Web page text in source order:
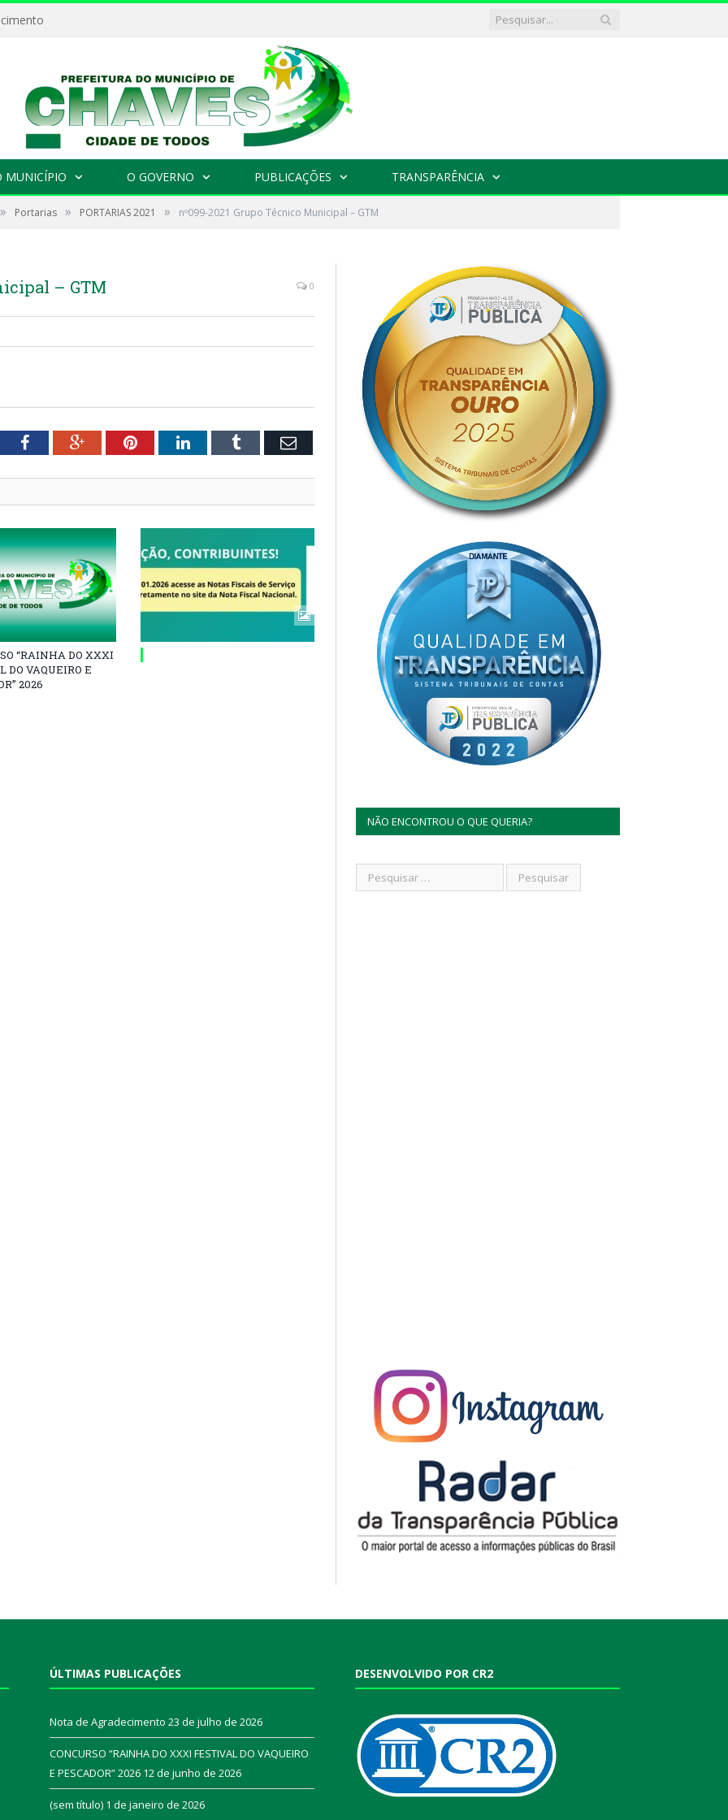
MUNICÍPIO O GOVERNO PUBLICAÇÕES TRANSPARÊNCIA
» Portarias » PORTARIAS 2021 » nº099-2021 Grupo Técnico Municipal – GTM
– GTM 0
FacebookGoogle+PinterestLinkedInTumblr Email
“RAINHA DO XXXI
DO VAQUEIRO E
2026
NÃO ENCONTROU O QUE QUERIA?
ÚLTIMAS PUBLICAÇÕES
Nota de Agradecimento 23 de julho de 2026
CONCURSO “RAINHA DO XXXI FESTIVAL DO VAQUEIRO
E PESCADOR” 2026 12 de junho de 2026
(sem título) 1 de janeiro de 2026
DESENVOLVIDO POR CR2